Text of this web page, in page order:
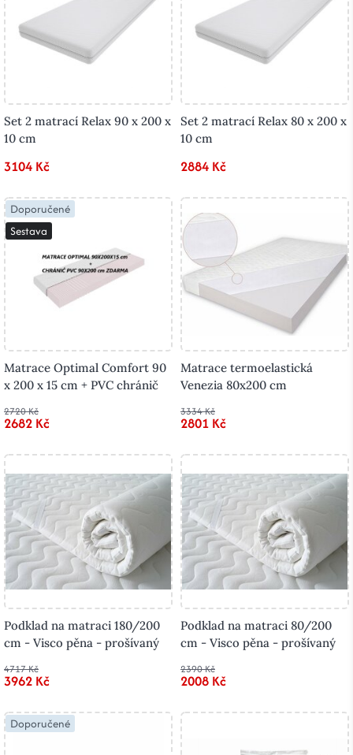
Set 2 matrací Relax 90 x 200 x
10 cm
3104 Kč
Set 2 matrací Relax 80 x 200 x
10 cm
2884 Kč
Doporučené
Sestava
Matrace Optimal Comfort 90
x 200 x 15 cm + PVC chránič
2720 Kč
2682 Kč
Matrace termoelastická
Venezia 80x200 cm
3334 Kč
2801 Kč
Podklad na matraci 180/200
cm - Visco pěna - prošívaný
4717 Kč
3962 Kč
Podklad na matraci 80/200
cm - Visco pěna - prošívaný
2390 Kč
2008 Kč
Doporučené